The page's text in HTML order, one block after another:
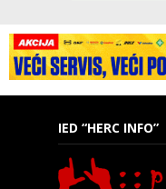
IED “HERC INFO”